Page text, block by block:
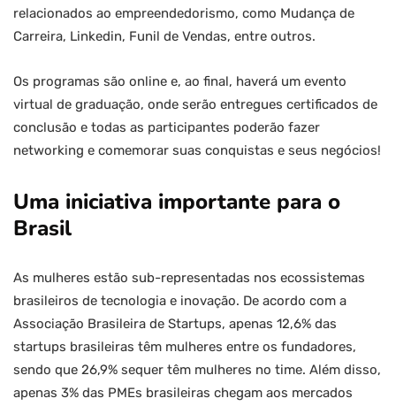
relacionados ao empreendedorismo, como Mudança de
Carreira, Linkedin, Funil de Vendas, entre outros.
Os programas são online e, ao final, haverá um evento
virtual de graduação, onde serão entregues certificados de
conclusão e todas as participantes poderão fazer
networking e comemorar suas conquistas e seus negócios!
Uma iniciativa importante para o
Brasil
As mulheres estão sub-representadas nos ecossistemas
brasileiros de tecnologia e inovação. De acordo com a
Associação Brasileira de Startups, apenas 12,6% das
startups brasileiras têm mulheres entre os fundadores,
sendo que 26,9% sequer têm mulheres no time. Além disso,
apenas 3% das PMEs brasileiras chegam aos mercados